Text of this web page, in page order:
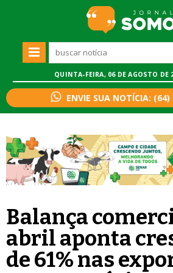
QUINTA-FEIRA, 06 DE AGOSTO DE
ENVIE SUA NOTÍCIA:
Balança
abril aponta
de 61% nas